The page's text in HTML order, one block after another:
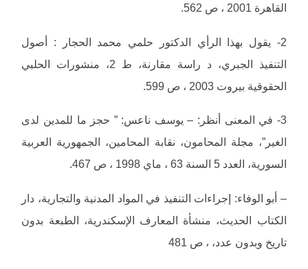
القاهرة 2001 ، ص 562.
2- يقول بهذا الرأي الدكتور حلمي محمد الحجار : أصول
التنفيذ الجبري، د راسة مقارنة، ط 2، منشورات الحلبي
الحقوقية بيروت 2003 ، ص 599.
3- في المعنى أنظر: – يوسف ناعس: ” حجز ما للمدين لدى
الغير”، مجلة المحامون، نقابة المحامين، الجمهورية العربية
السورية، العدد 5 السنة 63 ، ماي 1998 ، ص 467.
– أبو الوفاء: إجراءات التنفيذ في المواد المدنية والتجارية، دار
الكتاب الحديث، منشأة المعارف الإسكندرية، الطبعة بدون
تاريخ وبدون عدد، ، ص 481